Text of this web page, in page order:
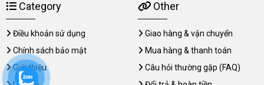
Category
Điều khoản sử dụng
Chính sách bảo mật
Giới thiệu
Other
Giao hàng & vận chuyển
Mua hàng & thanh toán
Câu hỏi thường gặp (FAQ)